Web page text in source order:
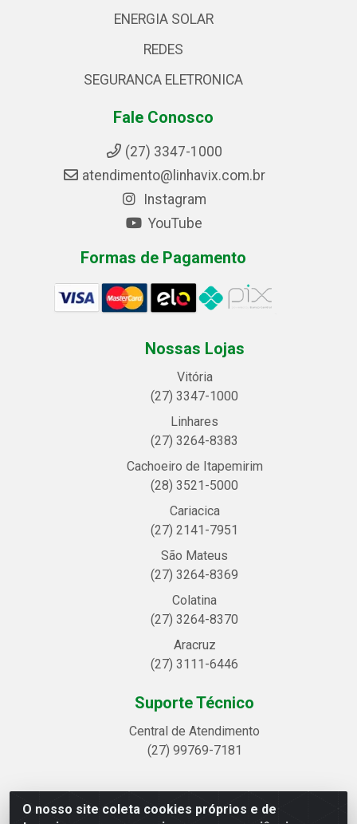
O nosso site coleta cookies próprios e de
ENERGIA SOLAR
REDES
SEGURANCA ELETRONICA
Fale Conosco
(27) 3347-1000
atendimento@linhavix.com.br
Instagram
YouTube
Formas de Pagamento
Nossas Lojas
Vitória
(27) 3347-1000
Linhares
(27) 3264-8383
Cachoeiro de Itapemirim
(28) 3521-5000
Cariacica
(27) 2141-7951
São Mateus
(27) 3264-8369
Colatina
(27) 3264-8370
Aracruz
(27) 3111-6446
Suporte Técnico
Central de Atendimento
(27) 99769-7181
Linhavix Distribuidora LTDA - Avenida Alegre, 2521 -